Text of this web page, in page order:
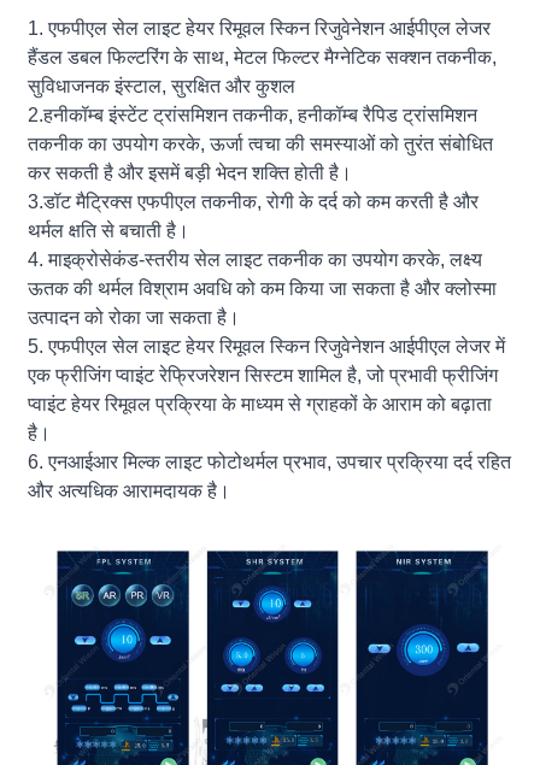
1. एफपीएल सेल लाइट हेयर रिमूवल स्किन रिजुवेनेशन आईपीएल लेजर
हैंडल डबल फिल्टरिंग के साथ, मेटल फिल्टर मैग्नेटिक सक्शन तकनीक,
सुविधाजनक इंस्टाल, सुरक्षित और कुशल
2.हनीकॉम्ब इंस्टेंट ट्रांसमिशन तकनीक, हनीकॉम्ब रैपिड ट्रांसमिशन
तकनीक का उपयोग करके, ऊर्जा त्वचा की समस्याओं को तुरंत संबोधित
कर सकती है और इसमें बड़ी भेदन शक्ति होती है।
3.डॉट मैट्रिक्स एफपीएल तकनीक, रोगी के दर्द को कम करती है और
थर्मल क्षति से बचाती है।
4. माइक्रोसेकंड-स्तरीय सेल लाइट तकनीक का उपयोग करके, लक्ष्य
ऊतक की थर्मल विश्राम अवधि को कम किया जा सकता है और क्लोस्मा
उत्पादन को रोका जा सकता है।
5. एफपीएल सेल लाइट हेयर रिमूवल स्किन रिजुवेनेशन आईपीएल लेजर में
एक फ्रीजिंग प्वाइंट रेफ्रिजरेशन सिस्टम शामिल है, जो प्रभावी फ्रीजिंग
प्वाइंट हेयर रिमूवल प्रक्रिया के माध्यम से ग्राहकों के आराम को बढ़ाता
है।
6. एनआईआर मिल्क लाइट फोटोथर्मल प्रभाव, उपचार प्रक्रिया दर्द रहित
और अत्यधिक आरामदायक है।